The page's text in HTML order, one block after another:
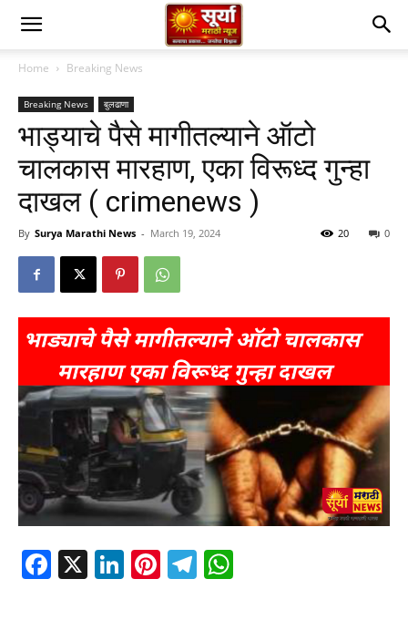
Home Breaking News
Breaking News बुलढाणा
भाड्याचे पैसे मागीतल्याने ऑटो
चालकास मारहाण, एका विरूध्द गुन्हा
दाखल ( crimenews )
By Surya Marathi News - March 19, 2024 0
20
Facebook
X LinkedIn
Pinterest
Telegram